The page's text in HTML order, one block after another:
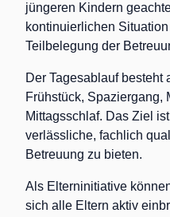
jüngeren Kindern
kontinuierlichen
Teilbelegung der
Der Tagesablauf besteht
Frühstück, Spaziergang,
Mittagsschlaf. Das Ziel
verlässliche, fachlich
Betreuung zu bieten.
Als Elterninitiative
sich alle Eltern aktiv